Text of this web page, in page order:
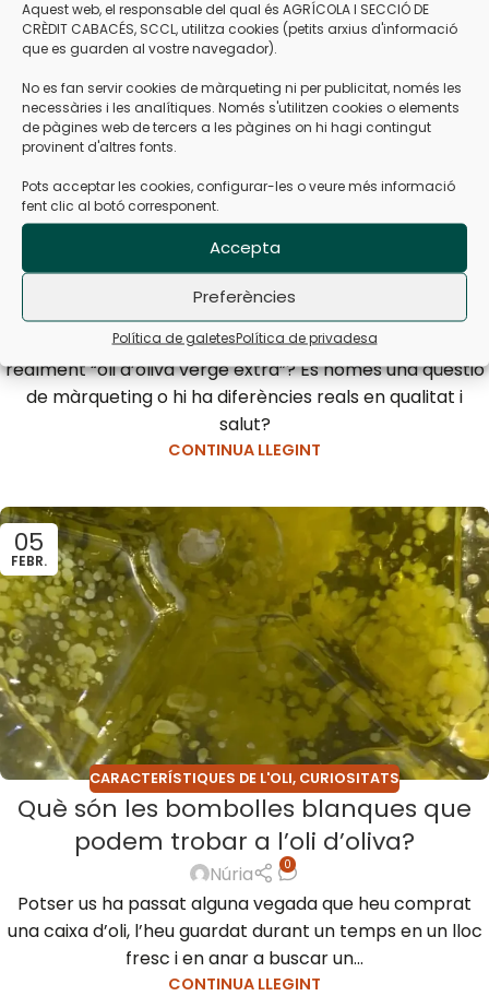
Aquest web, el responsable del qual és AGRÍCOLA I SECCIÓ DE
CRÈDIT CABACÉS, SCCL, utilitza cookies (petits arxius d'informació
que es guarden al vostre navegador).
No es fan servir cookies de màrqueting ni per publicitat, només les
necessàries i les analítiques. Només s'utilitzen cookies o elements
de pàgines web de tercers a les pàgines on hi hagi contingut
provinent d'altres fonts.
Pots acceptar les cookies, configurar-les o veure més informació
fent clic al botó corresponent.
Accepta
Preferències
Política de galetesPolítica de privadesa
CARACTERÍSTIQUES DE L'OLI ,CURIOSITATS
Què vol dir “oli d’oliva verge extra”?
Diferències amb verge i refinat
Núria
Quan comprem oli, sovint veiem a l’etiqueta termes com
“verge extra”, “verge” o “oli d’oliva”. Però, què vol dir
realment “oli d’oliva verge extra”? És només una qüestió
de màrqueting o hi ha diferències reals en qualitat i
salut?
CONTINUA LLEGINT
05
FEBR.
CARACTERÍSTIQUES DE L'OLI, CURIOSITATS
Què són les bombolles blanques que
podem trobar a l’oli d’oliva?
Núria 0
Potser us ha passat alguna vegada que heu comprat
una caixa d’oli, l’heu guardat durant un temps en un lloc
fresc i en anar a buscar un...
CONTINUA LLEGINT